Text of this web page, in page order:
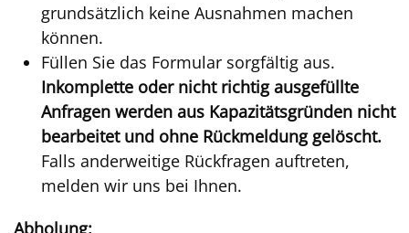
grundsätzlich keine Ausnahmen machen
können.
Füllen Sie das Formular sorgfältig aus.
Inkomplette oder nicht richtig ausgefüllte
Anfragen werden aus Kapazitätsgründen nicht
bearbeitet und ohne Rückmeldung gelöscht.
Falls anderweitige Rückfragen auftreten,
melden wir uns bei Ihnen.
Abholung: